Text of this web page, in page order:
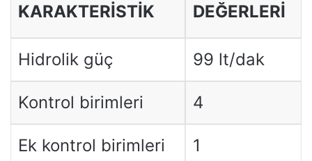
KARAKTERISTIK DEĞERLERI
Hidrolik güç 99 lt/dak
Kontrol birimleri 4
Ek kontrol birimleri 1